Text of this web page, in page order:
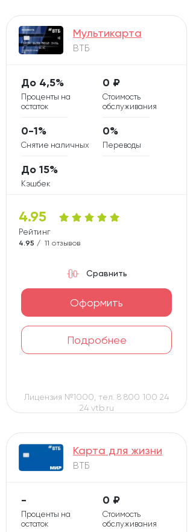
Мультикарта
ВТБ
4.95
Рейтинг карты
4.95 / 11 отзывов
Проценты на
остаток
До 4,5%
Стоимость
обслуживания
0 ₽
Снятие наличных
0-1%
Переводы
0%
Кэшбек
До 15%
Оформить
Подробнее
Сравнить
Лицензия №1000, тел. 8 800 100 24
24 vtb.ru
Карта для жизни
ВТБ
Проценты на
остаток
-
Стоимость
обслуживания
0 ₽